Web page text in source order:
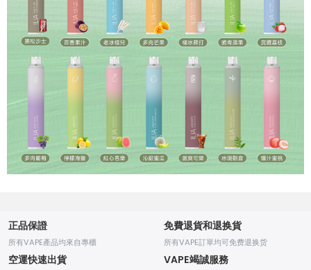
正品保證
所有VAPE產品均來自專櫃
免費退貨和退换貨
所有VAPE訂單均可免费退换货
空運快速出貨 VAPE竭誠服務